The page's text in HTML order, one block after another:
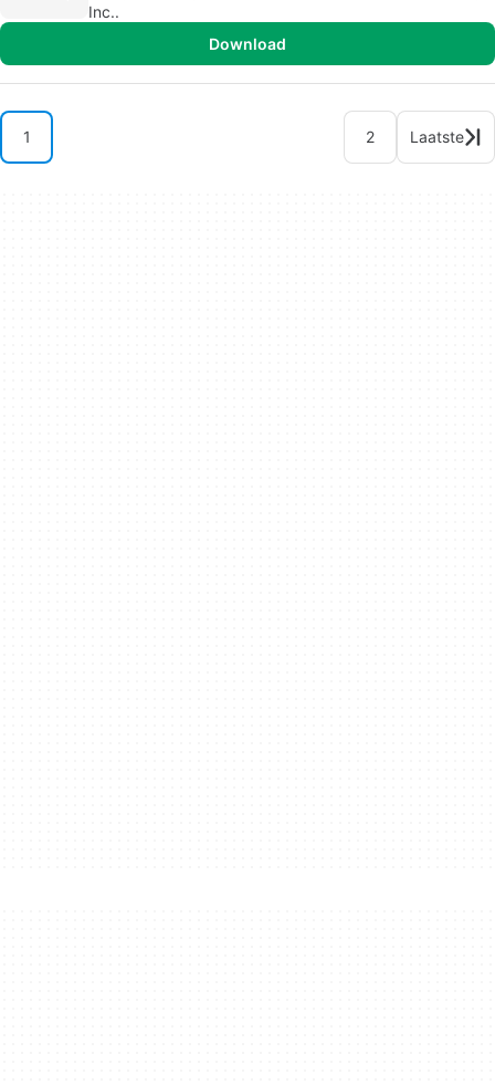
Inc..
Download
1 2 Laatste